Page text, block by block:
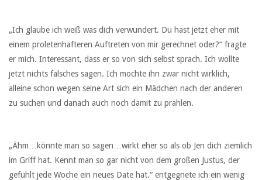
„Ich glaube ich weiß was dich verwundert. Du hast jetzt eher mit
einem proletenhafteren Auftreten von mir gerechnet oder?“ fragte
er mich. Interessant, dass er so von sich selbst sprach. Ich wollte
jetzt nichts falsches sagen. Ich mochte ihn zwar nicht wirklich,
alleine schon wegen seine Art sich ein Mädchen nach der anderen
zu suchen und danach auch noch damit zu prahlen.
„Ähm…könnte man so sagen…wirkt eher so als ob Jen dich ziemlich
im Griff hat. Kennt man so gar nicht von dem großen Justus, der
gefühlt jede Woche ein neues Date hat.“ entgegnete ich ein wenig